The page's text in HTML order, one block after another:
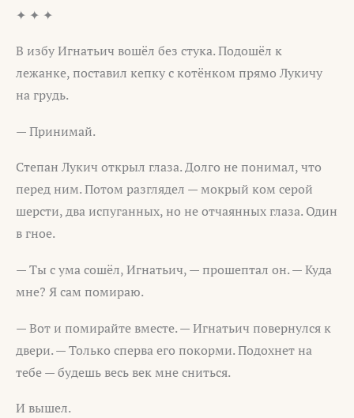
✦ ✦ ✦
В избу Игнатьич вошёл без стука. Подошёл к
лежанке, поставил кепку с котёнком прямо Лукичу
на грудь.
— Принимай.
Степан Лукич открыл глаза. Долго не понимал, что
перед ним. Потом разглядел — мокрый ком серой
шерсти, два испуганных, но не отчаянных глаза. Один
в гное.
— Ты с ума сошёл, Игнатьич, — прошептал он. — Куда
мне? Я сам помираю.
— Вот и помирайте вместе. — Игнатьич повернулся к
двери. — Только сперва его покорми. Подохнет на
тебе — будешь весь век мне сниться.
И вышел.